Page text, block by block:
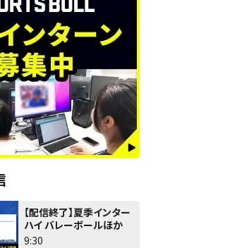
【配信終了】夏季インター
ハイ バレーボールほか
9:30